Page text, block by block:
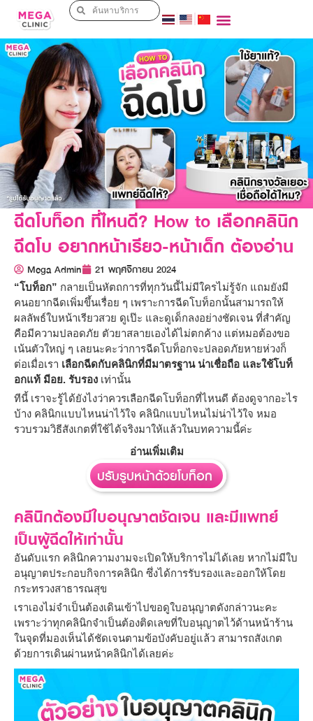
ฉีดโบท็อก ที่ไหนดี? How to เลือกคลินิก
ฉีดโบ อยากหน้าเรียว-หน้าเด็ก ต้องอ่าน
Mega Admin 21 พฤศจิกายน 2024
“โบท็อก” กลายเป็นหัตถการที่ทุกวันนี้ไม่มีใครไม่รู้จัก แถมยังมี
คนอยากฉีดเพิ่มขึ้นเรื่อย ๆ เพราะการฉีดโบท็อกนั้นสามารถให้
ผลลัพธ์ใบหน้าเรียวสวย ดูเป๊ะ และดูเด็กลงอย่างชัดเจน ที่สำคัญ
คือมีความปลอดภัย ตัวยาสลายเองได้ไม่ตกค้าง แต่หมอต้องขอ
เน้นตัวใหญ่ ๆ เลยนะคะว่าการฉีดโบท็อกจะปลอดภัยหายห่วงก็
ต่อเมื่อเรา เลือกฉีดกับคลินิกที่มีมาตรฐาน น่าเชื่อถือ และใช้โบท็
อกแท้ มีอย. รับรอง เท่านั้น
ทีนี้ เราจะรู้ได้ยังไงว่าควรเลือกฉีดโบท็อกที่ไหนดี ต้องดูจากอะไร
บ้าง คลินิกแบบไหนน่าไว้ใจ คลินิกแบบไหนไม่น่าไว้ใจ หมอ
รวบรวมวิธีสังเกตที่ใช้ได้จริงมาให้แล้วในบทความนี้ค่ะ
อ่านเพิ่มเติม
ปรับรูปหน้าด้วยโบท็อก
คลินิกต้องมีใบอนุญาตชัดเจน และมีแพทย์
เป็นผู้ฉีดให้เท่านั้น
อันดับแรก คลินิกความงามจะเปิดให้บริการไม่ได้เลย หากไม่มีใบ
อนุญาตประกอบกิจการคลินิก ซึ่งได้การรับรองและออกให้โดย
กระทรวงสาธารณสุข
เราเองไม่จำเป็นต้องเดินเข้าไปขอดูใบอนุญาตดังกล่าวนะคะ
เพราะว่าทุกคลินิกจำเป็นต้องติดเลขที่ใบอนุญาตไว้ด้านหน้าร้าน
ในจุดที่มองเห็นได้ชัดเจนตามข้อบังคับอยู่แล้ว สามารถสังเกต
ด้วยการเดินผ่านหน้าคลินิกได้เลยค่ะ